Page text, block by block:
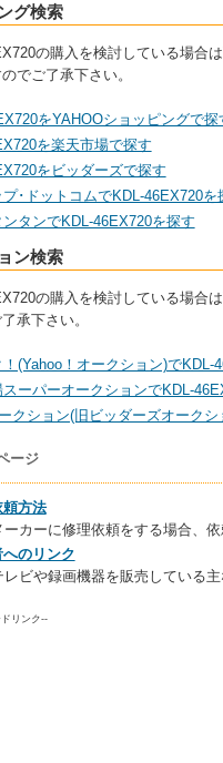
グ検索
の購入を検討している場合
でご了承下さい。
をYAHOOショッピングで探
を楽天市場で探す
をビッダーズで探す
プ･ドットコムでKDL-46EX720を
タンでKDL-46EX720を探す
ン検索
の購入を検討している場合
承下さい。
(Yahoo！オークション)でKDL-
ーパーオークションでKDL-
クション(旧ビッダーズオークシ
ージ
方法
ーカーに修理依頼をする場合、
のリンク
レビや録画機器を販売している
リンク--